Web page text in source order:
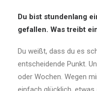
Du bist stundenlang
gefallen. Was treibt
Du weißt, dass du es
entscheidende Punkt.
oder Wochen. Wegen